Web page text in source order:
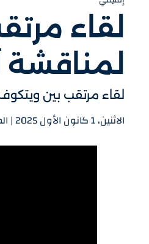
لقاء
لمناقشة
لقاء مرتقب بين
الاثنين، 1 كانون الأول 2025 | المصدر : REDTV